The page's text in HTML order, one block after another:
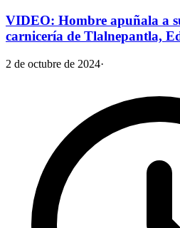
VIDEO: Hombre apuñala a
carnicería de Tlalnepantla,
2 de octubre de 2024·